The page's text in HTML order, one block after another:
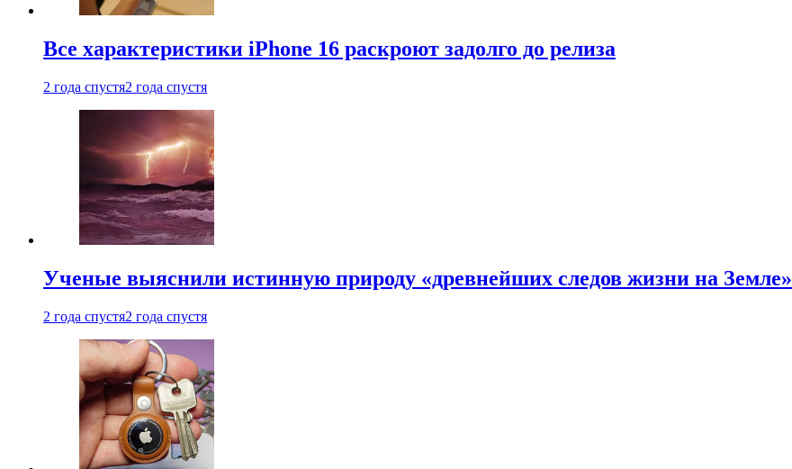
Все характеристики iPhone 16 раскроют задолго до релиза
2 года спустя2 года спустя
Ученые выяснили истинную природу «древнейших следов жизни на Земле»
2 года спустя2 года спустя